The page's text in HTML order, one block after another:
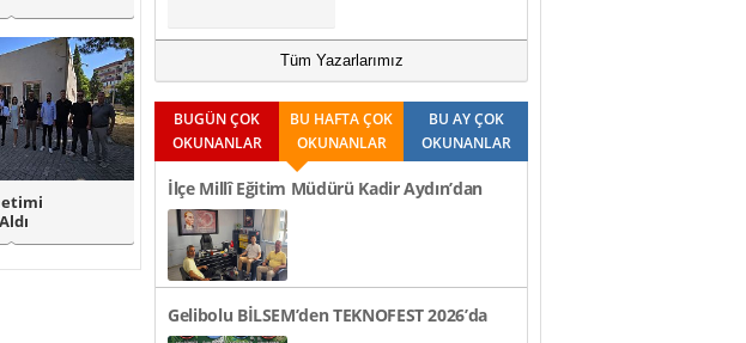
Tüm Yazarlarımız
BUGÜN ÇOK
OKUNANLAR
BU HAFTA ÇOK
OKUNANLAR
BU AY ÇOK
OKUNANLAR
İlçe Millî Eğitim Müdürü Kadir Aydın’dan
Okul Ziyaretleri..
Gelibolu BİLSEM’den TEKNOFEST 2026’da